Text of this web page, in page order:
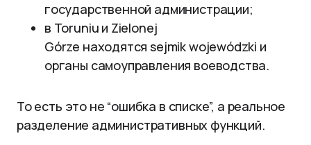
государственной администрации;
в Toruniu и Zielonej
Górze находятся sejmik wojewódzki и
органы самоуправления воеводства.
То есть это не “ошибка в списке”, а реальное
разделение административных функций.